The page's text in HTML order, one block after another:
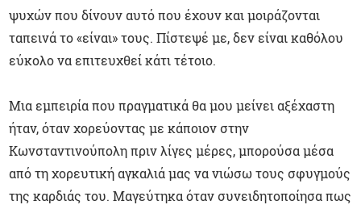
ψυχών που δίνουν αυτό που έχουν και μοιράζονται
ταπεινά το «είναι» τους. Πίστεψέ με, δεν είναι καθόλου
εύκολο να επιτευχθεί κάτι τέτοιο.
Μια εμπειρία που πραγματικά θα μου μείνει αξέχαστη
ήταν, όταν χορεύοντας με κάποιον στην
Κωνσταντινούπολη πριν λίγες μέρες, μπορούσα μέσα
από τη χορευτική αγκαλιά μας να νιώσω τους σφυγμούς
της καρδιάς του. Μαγεύτηκα όταν συνειδητοποίησα πως